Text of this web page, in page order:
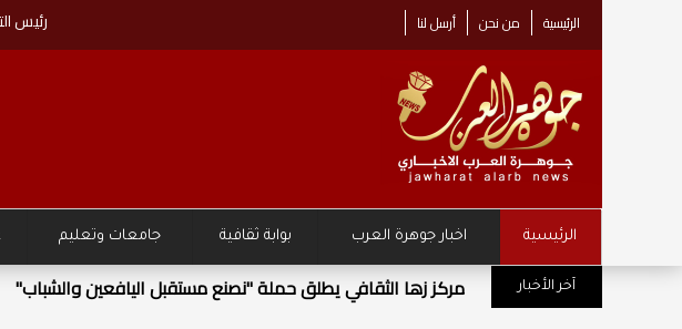
الرئيسية من نحن أرسل لنا رئيس
الرئيسية اخبار جوهرة العرب بوابة ثقافية جامعات وتعليم
آخر الأخبار مركز زها الثقافي يطلق حملة "نصنع مستقبل اليافعين والشباب"